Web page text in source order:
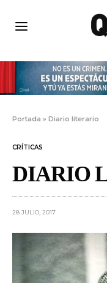
Portada »Diario literario
CRÍTICAS
DIARIO
28 JULIO, 2017